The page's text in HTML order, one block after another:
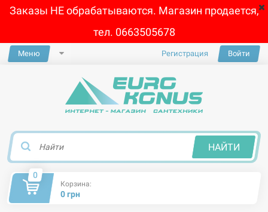
Заказы НЕ обрабатываются. Магазин продается,
тел. 0663505678
Меню Регистрация Войти
НАЙТИ
0
Корзина:
0 грн